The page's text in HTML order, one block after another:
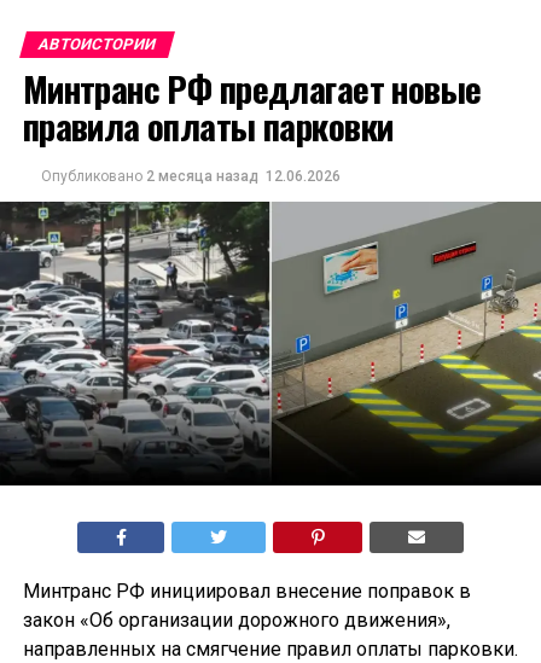
АВТОИСТОРИИ
Минтранс РФ предлагает новые
правила оплаты парковки
Опубликовано 2 месяца назад 12.06.2026
Минтранс РФ инициировал внесение поправок в
закон «Об организации дорожного движения»,
направленных на смягчение правил оплаты парковки.